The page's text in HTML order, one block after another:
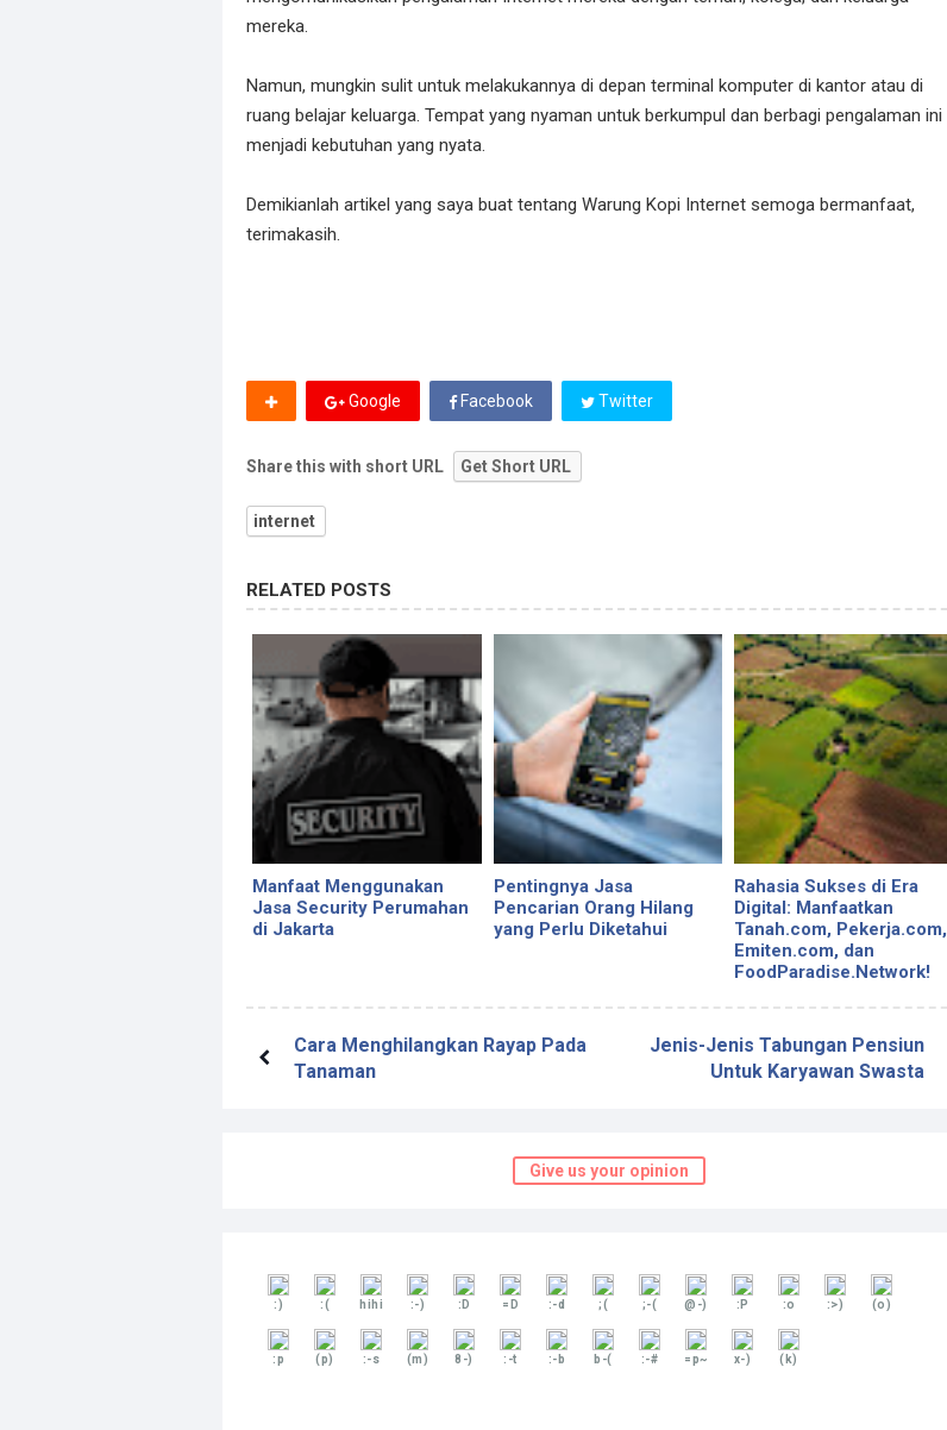
mereka.
Namun, mungkin sulit untuk melakukannya di depan terminal komputer di kantor atau di
ruang belajar keluarga. Tempat yang nyaman untuk berkumpul dan berbagi pengalaman ini
menjadi kebutuhan yang nyata.
Demikianlah artikel yang saya buat tentang Warung Kopi Internet semoga bermanfaat,
terimakasih.
Google Facebook Twitter
Share this with short URL Get Short URL
internet
RELATED POSTS
Manfaat Menggunakan
Jasa Security Perumahan
di Jakarta
Pentingnya Jasa
Pencarian Orang Hilang
yang Perlu Diketahui
Rahasia Sukses di Era
Digital: Manfaatkan
Tanah.com, Pekerja.com,
Emiten.com, dan
FoodParadise.Network!
Cara Menghilangkan Rayap Pada
Tanaman
Jenis-Jenis Tabungan Pensiun
Untuk Karyawan Swasta
Give us your opinion
:) :( hihi :-) :D =D :-d ;( ;-( @-) :P :o :>) (o)
:p (p) :-s (m) 8-) :-t :-b b-( :-# =p~ x-) (k)